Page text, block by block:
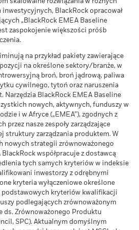
udziałowcy mogą realizować
wyników WAN.
w walucie innej niż ta, której użyto
wyników, zwrot z inwestycji może w
danych dla podsumowania
w tabeli Podsumowanie pożyczki
funduszy, które
papierów wartościowych przez
Przedstawione dane liczbowe
w przeszłości. Wyniki
nie są wiarygodnym wskaźnikiem
ujawnianie informacji o wynikach
z jednomiesięcznym opóźnieniem.
od 01/01/2019 do
przekazane do informacji
kwota pożyczki może ulec
możesz otrzymać po odliczeniu
zwrot w każdym roku
zwrot możesz otrzymać po odliczeniu
zwrot w każdym roku
pokazuje, ile pieniędzy
warunkach rynkowych.
0,00%
0,00%
0,00%
90,41%
9,59%
na powiązania biznesowe
termalnego i piasków
BlackRock opracował
„BlackRock EMEA Baseline
zaspokojenie większości próśb
na przykład pakiety zawierające
na określone sektory/branże, w
broń, broń jądrową, paliwa
cywilnego, tytoń oraz naruszenia
Narzędzia BlackRock EMEA Baseline
nowych, aktywnych, funduszy w
i w Afryce („EMEA”), zgodnych z
przez nasze zespoły zarządzające
struktury zarządzania produktem. W
nowych strategii zrównoważonego
współpracuje z dostawcą
tych samych kryteriów w indeksie
inwestorzy z odrębnymi
kryteria wyłączeniowe określone
podstawowych kryteriów kwalifikacji
podlegających zrównoważonym
ds. Zrównoważonego Produktu
SPC). Aktualnym domyślnym